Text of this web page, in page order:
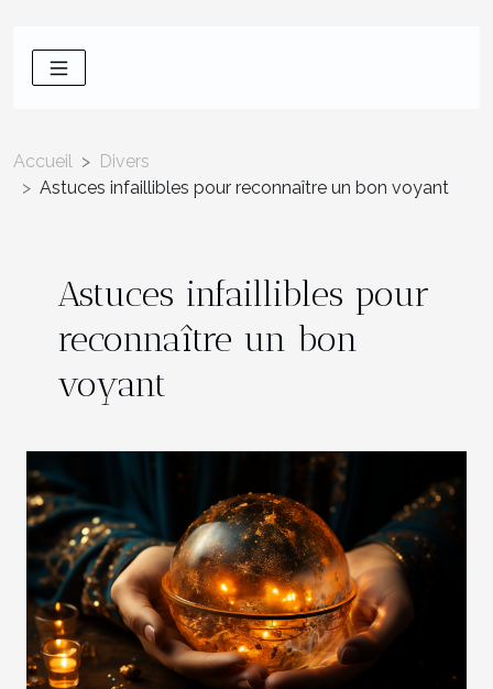
Accueil
Divers
Astuces infaillibles pour reconnaître un bon voyant
Astuces infaillibles pour
reconnaître un bon
voyant